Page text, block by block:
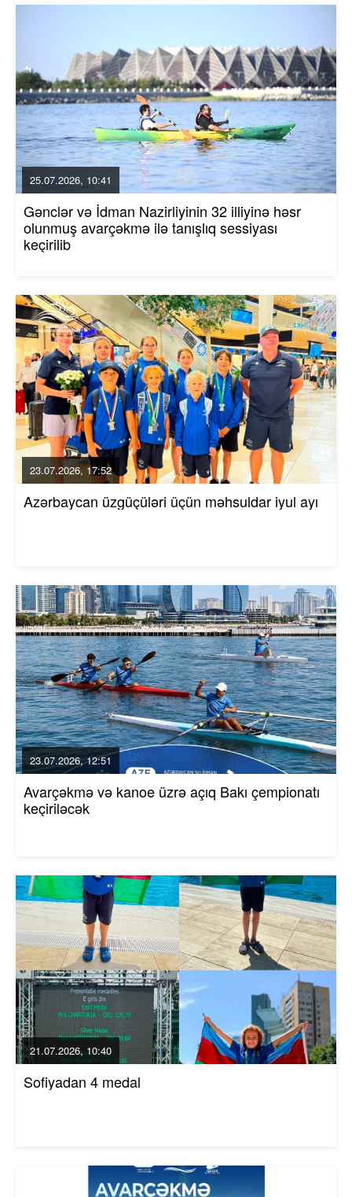
25.07.2026, 10:41
Gənclər və İdman Nazirliyinin 32 illiyinə həsr
olunmuş avarçəkmə ilə tanışlıq sessiyası
keçirilib
23.07.2026, 17:52
Azərbaycan üzgüçüləri üçün məhsuldar iyul ayı
23.07.2026, 12:51
Avarçəkmə və kanoe üzrə açıq Bakı çempionatı
keçiriləcək
21.07.2026, 10:40
Sofiyadan 4 medal